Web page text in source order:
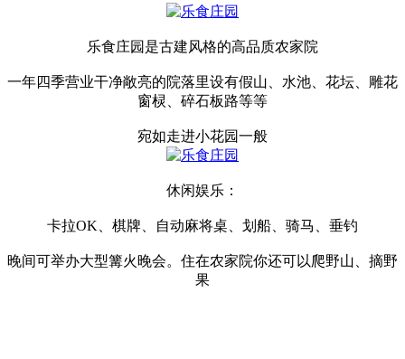
乐食庄园是古建风格的高品质农家院
一年四季营业干净敞亮的院落里设有假山、水池、花坛、雕花
窗棂、碎石板路等等
宛如走进小花园一般
休闲娱乐：
卡拉OK、棋牌、自动麻将桌、划船、骑马、垂钓
晚间可举办大型篝火晚会。住在农家院你还可以爬野山、摘野
果